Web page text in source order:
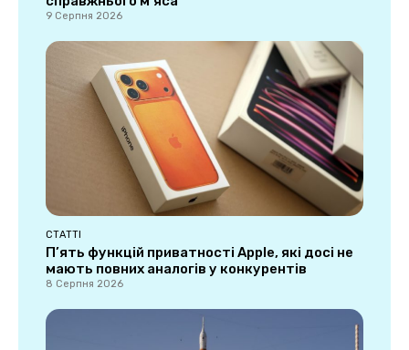
9 Серпня 2026
СТАТТІ
П’ять функцій приватності Apple, які досі не
мають повних аналогів у конкурентів
8 Серпня 2026